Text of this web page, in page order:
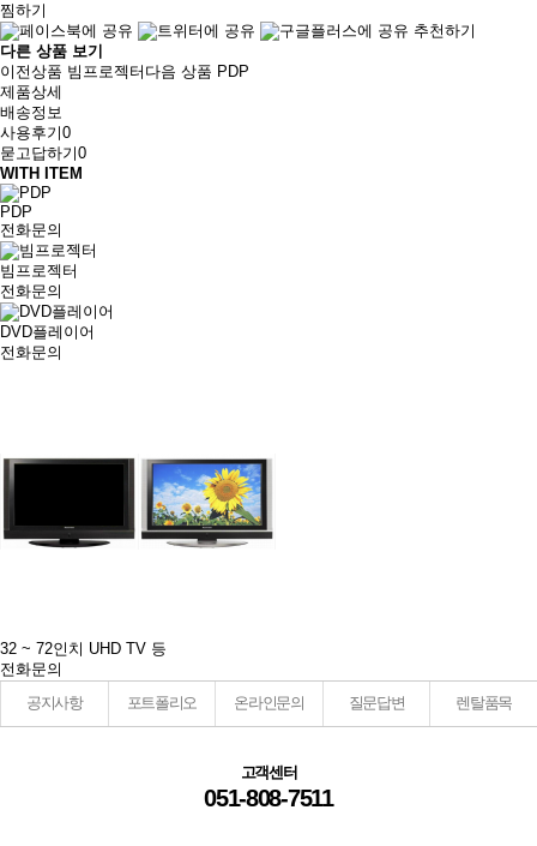
찜하기
추천하기
다른 상품 보기
이전상품 빔프로젝터 다음 상품 PDP
제품상세
배송정보
사용후기0
묻고답하기0
WITH ITEM
PDP
전화문의
빔프로젝터
전화문의
DVD플레이어
전화문의
32 ~ 72인치 UHD TV 등
전화문의
공지사항
포트폴리오 온라인문의 질문답변 렌탈품목
고객센터
051-808-7511